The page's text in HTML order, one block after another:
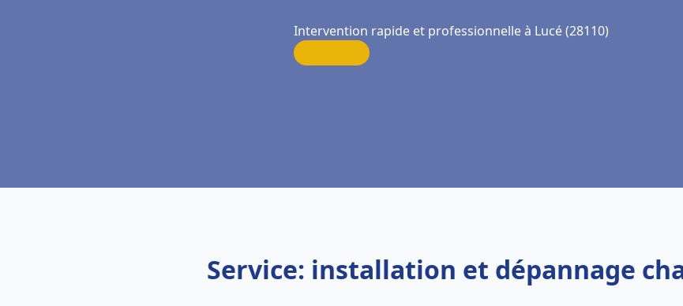
Intervention rapide et professionnelle à Lucé (28110)
Service: installation et dépannage